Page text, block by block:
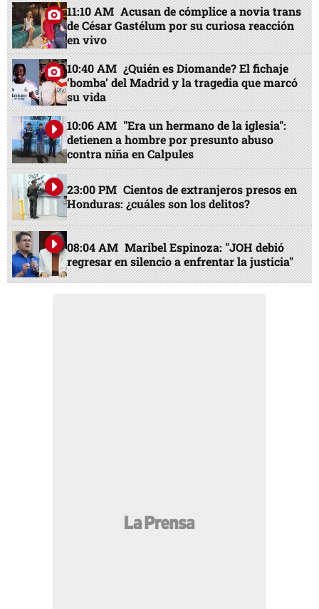
11:10 AM Acusan de cómplice a novia trans
de César Gastélum por su curiosa reacción
en vivo
10:40 AM ¿Quién es Diomande? El fichaje
‘bomba’ del Madrid y la tragedia que marcó
su vida
10:06 AM "Era un hermano de la iglesia":
detienen a hombre por presunto abuso
contra niña en Calpules
23:00 PM Cientos de extranjeros presos en
Honduras: ¿cuáles son los delitos?
08:04 AM Maribel Espinoza: "JOH debió
regresar en silencio a enfrentar la justicia"